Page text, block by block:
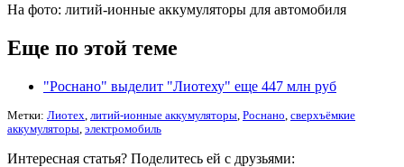
На фото: литий-ионные аккумуляторы для автомобиля
Еще по этой теме
"Роснано" выделит "Лиотеху" еще 447 млн руб
Метки: Лиотех литий-ионные аккумуляторы Роснано сверхъёмкие
аккумуляторы электромобиль
Интересная статья? Поделитесь ей с друзьями: